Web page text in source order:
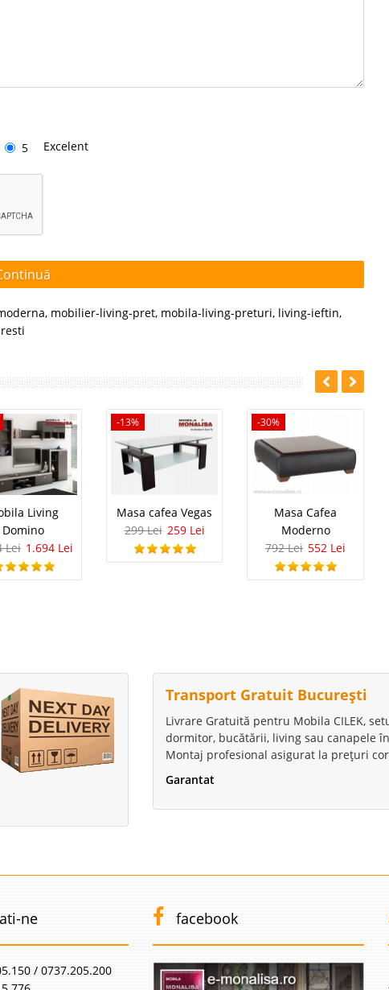
5 Excelent
, mobilier-living-pret, mobila-living-preturi, living-ieftin,
Living
Domino
Lei 1.694 Lei
-13%
Masa cafea Vegas
299 Lei 259 Lei
-30%
Masa Cafea
Moderno
792 Lei 552 Lei
Transport Gratuit București
Livrare Gratuită pentru Mobila CILEK,
dormitor, bucătării, living sau canapele
Montaj profesional asigurat la prețuri
Garantat
ne
/ 0737.205.200
facebook